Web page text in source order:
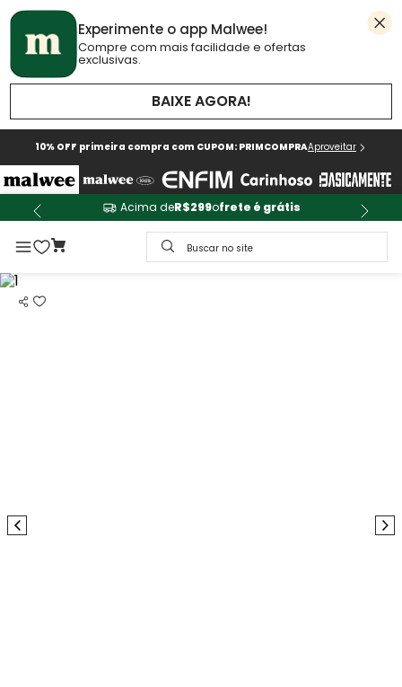
Experimente o app Malwee!
Compre com mais facilidade e ofertas
exclusivas.
BAIXE AGORA!
10% OFF primeira compra com CUPOM: PRIMCOMPRAAproveitar
Acima deR$299ofrete é grátis
Buscar no site